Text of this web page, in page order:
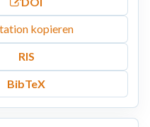
kopieren
RIS
BibTeX